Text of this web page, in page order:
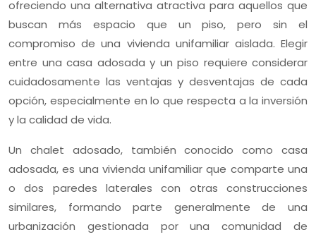
ofreciendo una alternativa atractiva para aquellos que
buscan más espacio que un piso, pero sin el
compromiso de una vivienda unifamiliar aislada. Elegir
entre una casa adosada y un piso requiere considerar
cuidadosamente las ventajas y desventajas de cada
opción, especialmente en lo que respecta a la inversión
y la calidad de vida.
Un chalet adosado, también conocido como casa
adosada, es una vivienda unifamiliar que comparte una
o dos paredes laterales con otras construcciones
similares, formando parte generalmente de una
urbanización gestionada por una comunidad de